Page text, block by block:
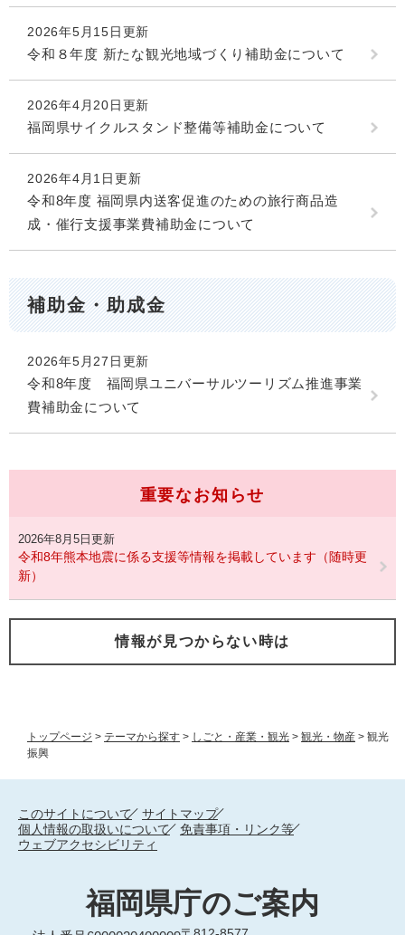
トップページ > テーマから探す > しごと・産業・観光 > 観光・物産 > 観光
振興
2026年5月15日更新
令和８年度 新たな観光地域づくり補助金について
2026年4月20日更新
福岡県サイクルスタンド整備等補助金について
2026年4月1日更新
令和8年度 福岡県内送客促進のための旅行商品造
成・催行支援事業費補助金について
補助金・助成金
2026年5月27日更新
令和8年度 福岡県ユニバーサルツーリズム推進事業
費補助金について
重要なお知らせ
2026年8月5日更新
令和8年熊本地震に係る支援等情報を掲載しています（随時更
新）
情報が見つからない時は
このサイトについて
サイトマップ
個人情報の取扱いについて
免責事項・リンク等
ウェブアクセシビリティ
福岡県庁のご案内